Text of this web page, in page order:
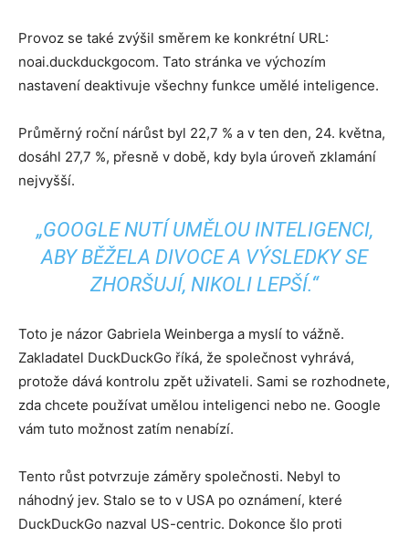
Provoz se také zvýšil směrem ke konkrétní URL:
noai.duckduckgocom. Tato stránka ve výchozím
nastavení deaktivuje všechny funkce umělé inteligence.
Průměrný roční nárůst byl 22,7 % a v ten den, 24. května,
dosáhl 27,7 %, přesně v době, kdy byla úroveň zklamání
nejvyšší.
„GOOGLE NUTÍ UMĚLOU INTELIGENCI,
ABY BĚŽELA DIVOCE A VÝSLEDKY SE
ZHORŠUJÍ, NIKOLI LEPŠÍ.“
Toto je názor Gabriela Weinberga a myslí to vážně.
Zakladatel DuckDuckGo říká, že společnost vyhrává,
protože dává kontrolu zpět uživateli. Sami se rozhodnete,
zda chcete používat umělou inteligenci nebo ne. Google
vám tuto možnost zatím nenabízí.
Tento růst potvrzuje záměry společnosti. Nebyl to
náhodný jev. Stalo se to v USA po oznámení, které
DuckDuckGo nazval US-centric. Dokonce šlo proti